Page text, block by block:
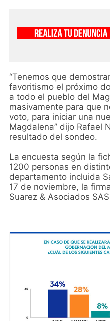
“Tenemos que
favoritismo el próximo
a todo el pueblo del
masivamente para que
voto, para iniciar una
Magdalena” dijo Rafael
resultado del sondeo.
La encuesta según la
1200 personas en
departamento incluida
17 de noviembre, la
Suarez & Asociados